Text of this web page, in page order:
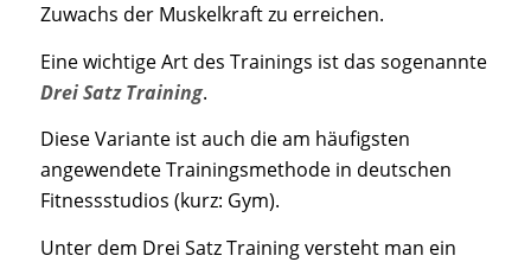
Zuwachs der Muskelkraft zu erreichen.
Eine wichtige Art des Trainings ist das sogenannte
Drei Satz Training.
Diese Variante ist auch die am häufigsten
angewendete Trainingsmethode in deutschen
Fitnessstudios (kurz: Gym).
Unter dem Drei Satz Training versteht man ein